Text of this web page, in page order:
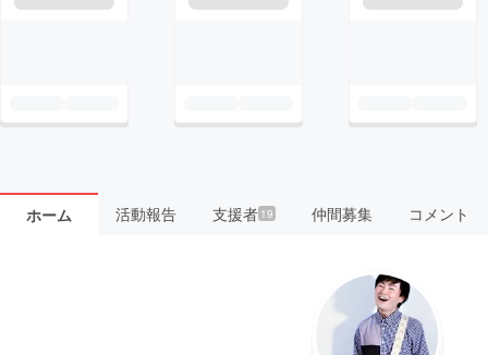
ホーム 活動報告 支援者 19 仲間募集 コメント